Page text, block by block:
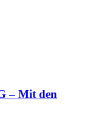
– Mit den